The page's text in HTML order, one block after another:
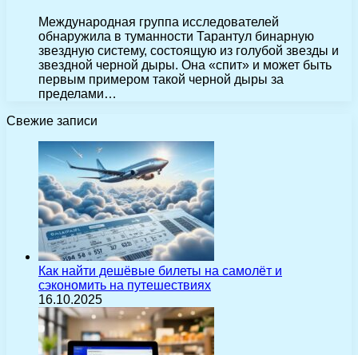
Международная группа исследователей
обнаружила в туманности Тарантул бинарную
звездную систему, состоящую из голубой звезды и
звездной черной дыры. Она «спит» и может быть
первым примером такой черной дыры за
пределами…
Свежие записи
Как найти дешёвые билеты на самолёт и
сэкономить на путешествиях
16.10.2025